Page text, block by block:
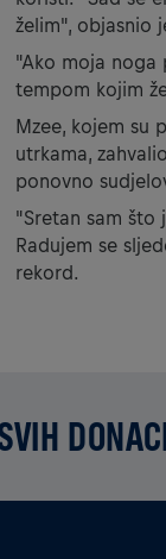
želim", objasnio
"Ako moja noga
tempom kojim
Mzee, kojem su
utrkama,
ponovno
"Sretan sam što
Radujem se
rekord.